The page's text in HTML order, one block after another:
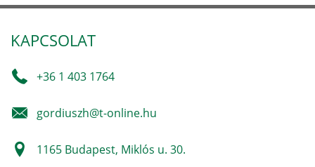
KAPCSOLAT
+36 1 403 1764
gordiuszh@t-online.hu
1165 Budapest, Miklós u. 30.